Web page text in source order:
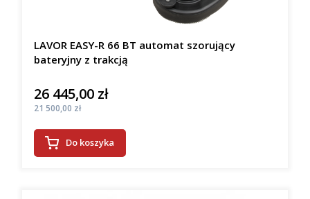
LAVOR EASY-R 66 BT automat szorujący
bateryjny z trakcją
Cena
26 445,00 zł
Cena
21 500,00 zł
Do koszyka